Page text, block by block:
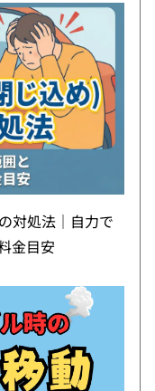
対処法｜自力で
金目安